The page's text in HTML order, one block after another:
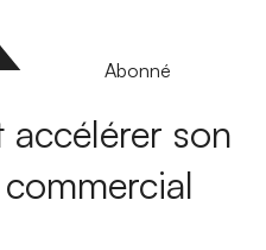
Abonné
accélérer son